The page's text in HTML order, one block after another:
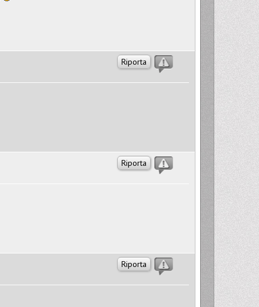
Riporta
Riporta
Riporta